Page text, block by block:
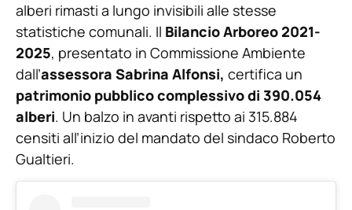
alberi rimasti a lungo invisibili alle stesse
statistiche comunali. Il Bilancio Arboreo 2021-
2025, presentato in Commissione Ambiente
dall’assessora Sabrina Alfonsi, certifica un
patrimonio pubblico complessivo di 390.054
alberi. Un balzo in avanti rispetto ai 315.884
censiti all’inizio del mandato del sindaco Roberto
Gualtieri.